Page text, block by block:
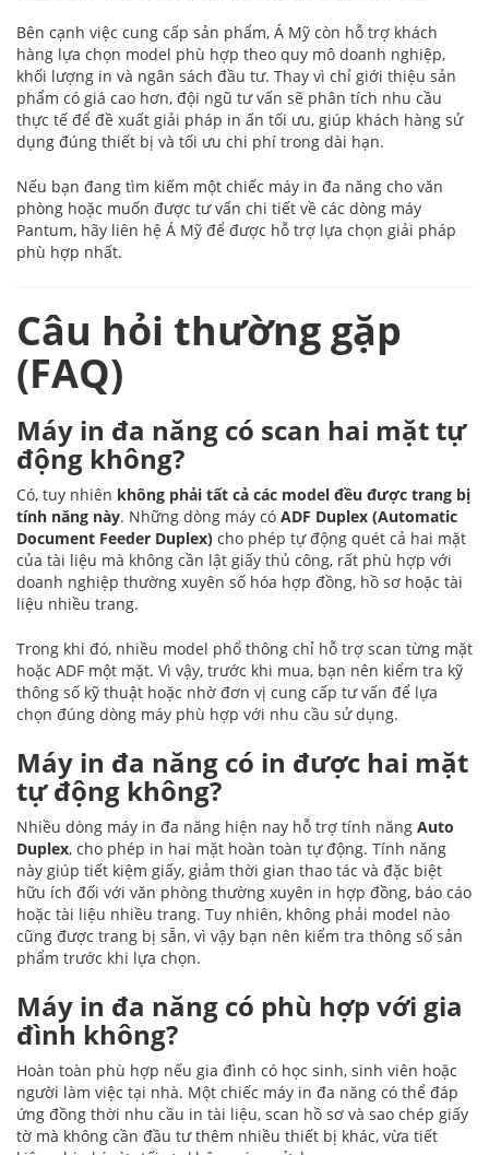
Bên cạnh việc cung cấp sản phẩm, Á Mỹ còn hỗ trợ khách
hàng lựa chọn model phù hợp theo quy mô doanh nghiệp,
khối lượng in và ngân sách đầu tư. Thay vì chỉ giới thiệu sản
phẩm có giá cao hơn, đội ngũ tư vấn sẽ phân tích nhu cầu
thực tế để đề xuất giải pháp in ấn tối ưu, giúp khách hàng sử
dụng đúng thiết bị và tối ưu chi phí trong dài hạn.
Nếu bạn đang tìm kiếm một chiếc máy in đa năng cho văn
phòng hoặc muốn được tư vấn chi tiết về các dòng máy
Pantum, hãy liên hệ Á Mỹ để được hỗ trợ lựa chọn giải pháp
phù hợp nhất.
Câu hỏi thường gặp
(FAQ)
Máy in đa năng có scan hai mặt tự
động không?
Có, tuy nhiên không phải tất cả các model đều được trang bị
tính năng này. Những dòng máy có ADF Duplex (Automatic
Document Feeder Duplex) cho phép tự động quét cả hai mặt
của tài liệu mà không cần lật giấy thủ công, rất phù hợp với
doanh nghiệp thường xuyên số hóa hợp đồng, hồ sơ hoặc tài
liệu nhiều trang.
Trong khi đó, nhiều model phổ thông chỉ hỗ trợ scan từng mặt
hoặc ADF một mặt. Vì vậy, trước khi mua, bạn nên kiểm tra kỹ
thông số kỹ thuật hoặc nhờ đơn vị cung cấp tư vấn để lựa
chọn đúng dòng máy phù hợp với nhu cầu sử dụng.
Máy in đa năng có in được hai mặt
tự động không?
Nhiều dòng máy in đa năng hiện nay hỗ trợ tính năng Auto
Duplex, cho phép in hai mặt hoàn toàn tự động. Tính năng
này giúp tiết kiệm giấy, giảm thời gian thao tác và đặc biệt
hữu ích đối với văn phòng thường xuyên in hợp đồng, báo cáo
hoặc tài liệu nhiều trang. Tuy nhiên, không phải model nào
cũng được trang bị sẵn, vì vậy bạn nên kiểm tra thông số sản
phẩm trước khi lựa chọn.
Máy in đa năng có phù hợp với gia
đình không?
Hoàn toàn phù hợp nếu gia đình có học sinh, sinh viên hoặc
người làm việc tại nhà. Một chiếc máy in đa năng có thể đáp
ứng đồng thời nhu cầu in tài liệu, scan hồ sơ và sao chép giấy
tờ mà không cần đầu tư thêm nhiều thiết bị khác, vừa tiết